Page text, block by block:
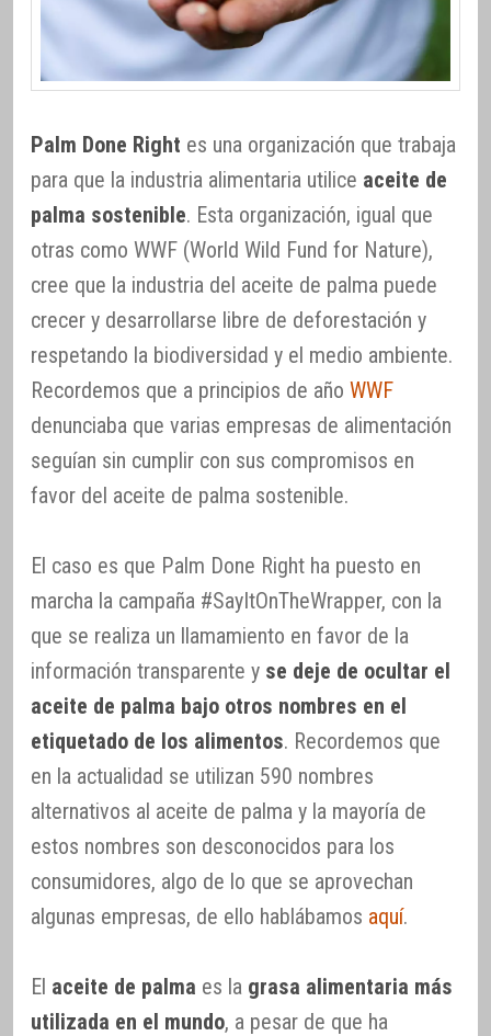
Palm Done Right es una organización que trabaja
para que la industria alimentaria utilice aceite de
palma sostenible. Esta organización, igual que
otras como WWF (World Wild Fund for Nature),
cree que la industria del aceite de palma puede
crecer y desarrollarse libre de deforestación y
respetando la biodiversidad y el medio ambiente.
Recordemos que a principios de año WWF
denunciaba que varias empresas de alimentación
seguían sin cumplir con sus compromisos en
favor del aceite de palma sostenible.
El caso es que Palm Done Right ha puesto en
marcha la campaña #SayItOnTheWrapper, con la
que se realiza un llamamiento en favor de la
información transparente y se deje de ocultar el
aceite de palma bajo otros nombres en el
etiquetado de los alimentos. Recordemos que
en la actualidad se utilizan 590 nombres
alternativos al aceite de palma y la mayoría de
estos nombres son desconocidos para los
consumidores, algo de lo que se aprovechan
algunas empresas, de ello hablábamos aquí.
El aceite de palma es la grasa alimentaria más
utilizada en el mundo, a pesar de que ha